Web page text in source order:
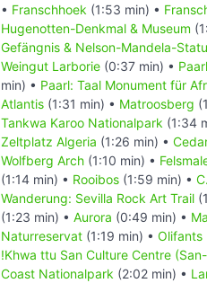
• Franschhoek (1:53 min) •
Hugenotten-Denkmal & Museum
Gefängnis & Nelson-Mandela-
Weingut Larborie (0:37 min) •
min) • Paarl: Taal Monument für
Atlantis (1:31 min) • Matroosberg
Tankwa Karoo Nationalpark (1:34
Zeltplatz Algeria (1:26 min) •
Wolfberg Arch (1:10 min) •
(1:14 min) • Rooibos (1:59 min) •
Wanderung: Sevilla Rock Art Trail
(1:23 min) • Aurora (0:49 min) •
Naturreservat (1:19 min) • Olifants
!Khwa ttu San Culture Centre
Coast Nationalpark (2:02 min) •